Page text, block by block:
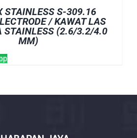
STAINLESS S-309.16
/ KAWAT LAS
STAINLESS (2.6/3.2/4.0
MM)